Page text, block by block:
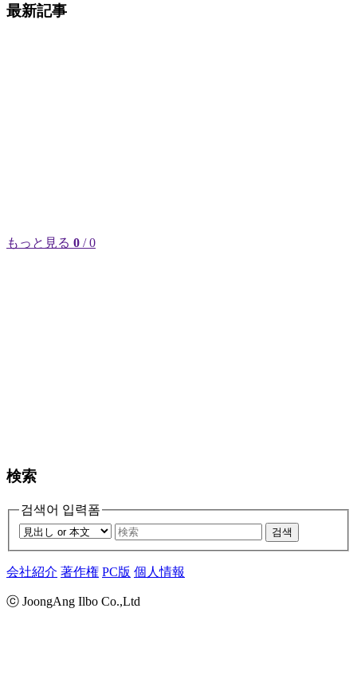
最新記事
もっと見る 0 / 0
検索
검색어 입력폼
검색
会社紹介 著作権 PC版 個人情報
ⓒ JoongAng Ilbo Co.,Ltd